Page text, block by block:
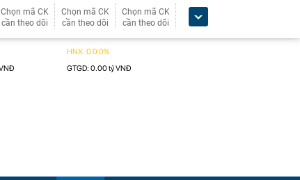
Chọn mã CK
cần theo dõi
Chọn mã CK
cần theo dõi
Chọn mã CK
cần theo dõi